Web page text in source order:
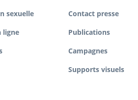
sexuelle
ligne
Contact presse
Publications
Campagnes
Supports visuels